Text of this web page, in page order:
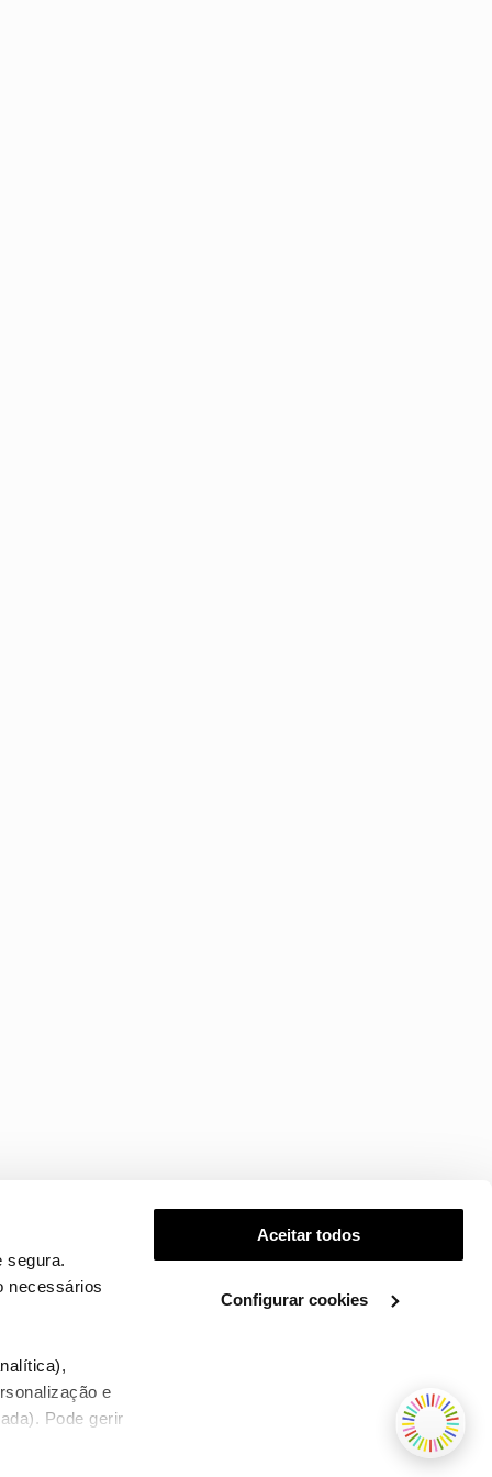
segura.
necessários
e
Pode gerir
Aceitar todos
Configurar cookies